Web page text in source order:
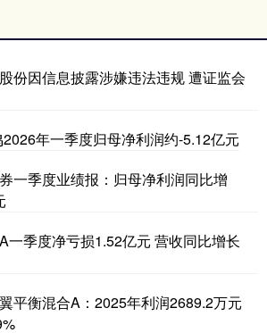
份因信息披露涉嫌违法违规 遭证监会
年一季度归母净利润约-5.12亿元
一季度业绩报：归母净利润同比增
一季度净亏损1.52亿元 营收同比增长
平衡混合A：2025年利润2689.2万元